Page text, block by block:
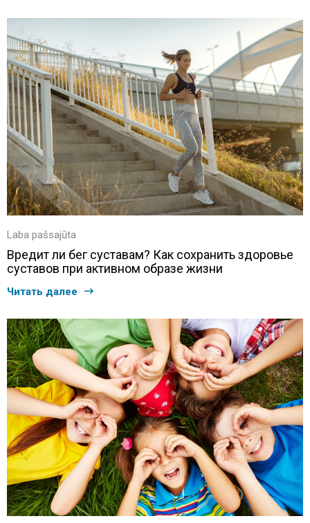
Laba pašsajūta
Вредит ли бег суставам? Как сохранить здоровье
суставов при активном образе жизни
Читать далее